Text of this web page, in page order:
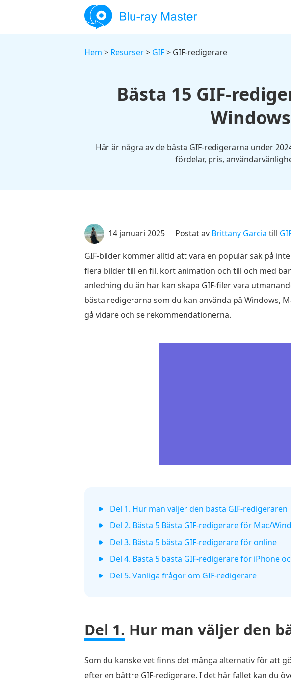
Hem > Resurser> GIF> GIF-redigerare
Bästa 15 GIF-
Här är några av de bästa GIF-redigerarna under
fördelar, pris,
14 januari 2025 Postat av Brittany Garcia till
GIF-bilder kommer alltid att vara en populär sak på
flera bilder till en fil, kort animation och till och med
anledning du än har, kan skapa GIF-filer vara
bästa redigerarna som du kan använda på Windows,
gå vidare och se rekommendationerna.
Del 1. Hur man väljer den bästa GIF-redigeraren
Del 2. Bästa 5 Bästa GIF-redigerare för Mac/
Del 3. Bästa 5 bästa GIF-redigerare för online
Del 4. Bästa 5 bästa GIF-redigerare för iPhone
Del 5. Vanliga frågor om GIF-redigerare
Del 1. Hur man väljer den
Som du kanske vet finns det många alternativ för att
efter en bättre GIF-redigerare. I det här fallet kan du